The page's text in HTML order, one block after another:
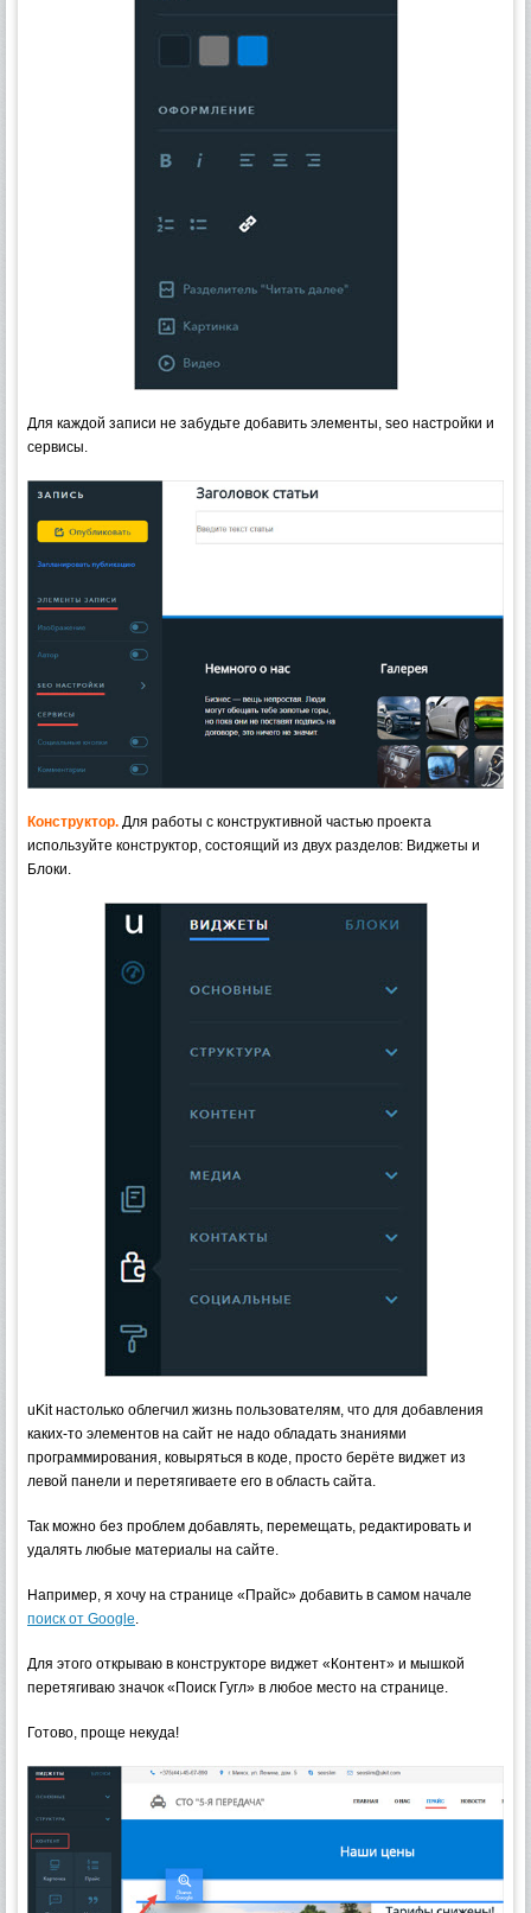
Для каждой записи не забудьте добавить элементы, seo настройки и
сервисы.
Конструктор. Для работы с конструктивной частью проекта
используйте конструктор, состоящий из двух разделов: Виджеты и
Блоки.
uKit настолько облегчил жизнь пользователям, что для добавления
каких-то элементов на сайт не надо обладать знаниями
программирования, ковыряться в коде, просто берёте виджет из
левой панели и перетягиваете его в область сайта.
Так можно без проблем добавлять, перемещать, редактировать и
удалять любые материалы на сайте.
Например, я хочу на странице «Прайс» добавить в самом начале
поиск от Google.
Для этого открываю в конструкторе виджет «Контент» и мышкой
перетягиваю значок «Поиск Гугл» в любое место на странице.
Готово, проще некуда!